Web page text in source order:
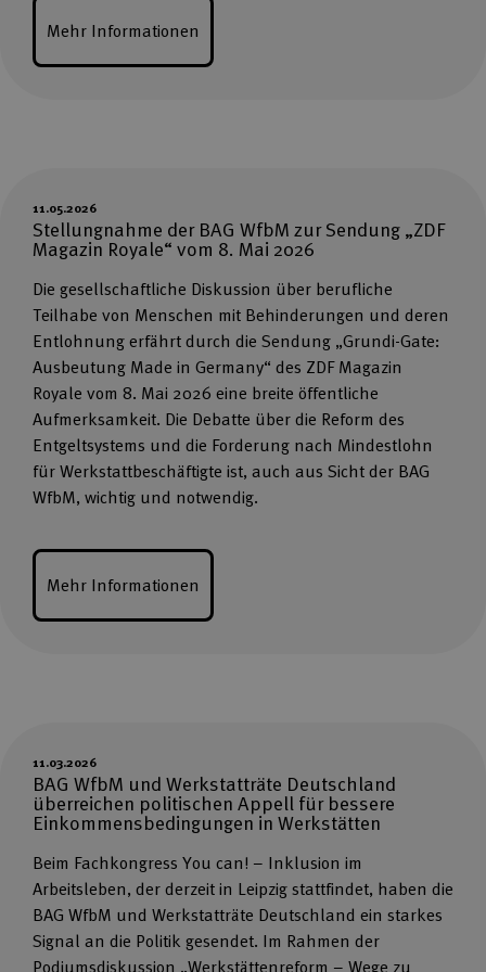
Mehr Informationen
11.05.2026
Stellungnahme der BAG WfbM zur Sendung „ZDF
Magazin Royale“ vom 8. Mai 2026
Die gesellschaftliche Diskussion über berufliche
Teilhabe von Menschen mit Behinderungen und deren
Entlohnung erfährt durch die Sendung „Grundi-Gate:
Ausbeutung Made in Germany“ des ZDF Magazin
Royale vom 8. Mai 2026 eine breite öffentliche
Aufmerksamkeit. Die Debatte über die Reform des
Entgeltsystems und die Forderung nach Mindestlohn
für Werkstattbeschäftigte ist, auch aus Sicht der BAG
WfbM, wichtig und notwendig.
Mehr Informationen
11.03.2026
BAG WfbM und Werkstatträte Deutschland
überreichen politischen Appell für bessere
Einkommensbedingungen in Werkstätten
Beim Fachkongress You can! – Inklusion im
Arbeitsleben, der derzeit in Leipzig stattfindet, haben die
BAG WfbM und Werkstatträte Deutschland ein starkes
Signal an die Politik gesendet. Im Rahmen der
Podiumsdiskussion „Werkstättenreform – Wege zu